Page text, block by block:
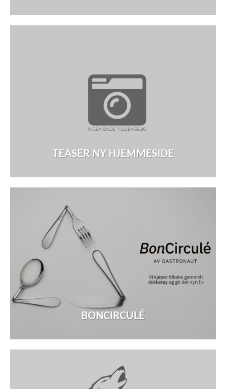
TEASER NY HJEMMESIDE
BONCIRCULÉ